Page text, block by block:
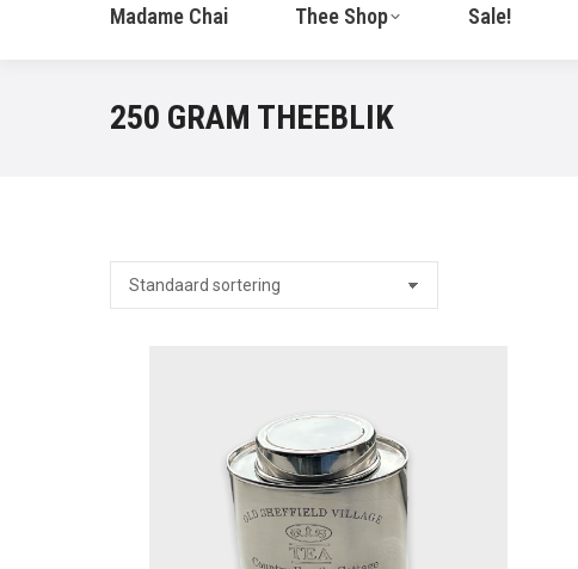
Madame Chai Thee Shop Sale!
250 GRAM THEEBLIK